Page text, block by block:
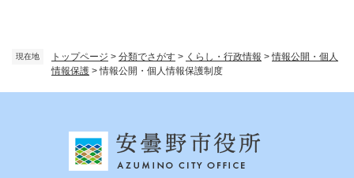
現在地 トップページ > 分類でさがす > くらし・行政情報 >情報公開・個人
情報保護 >情報公開・個人情報保護制度